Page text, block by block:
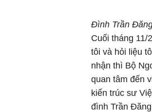
Đình Trần
Cuối tháng
tôi và hỏi liệu
nhận thì Bộ
quan tâm đến
kiến trúc sư
đình Trần